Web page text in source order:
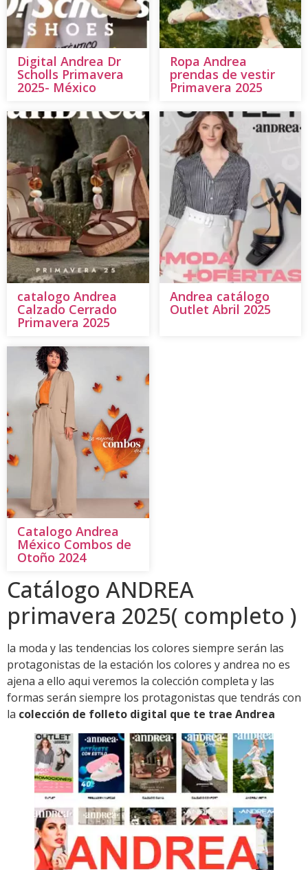
Digital Andrea Dr
Scholls Primavera
2025- México
Ropa Andrea
prendas de vestir
Primavera 2025
catalogo Andrea
Calzado Cerrado
Primavera 2025
Andrea catálogo
Outlet Abril 2025
Catalogo Andrea
México Combos de
Otoño 2024
Catálogo ANDREA
primavera 2025( completo )
la moda y las tendencias los colores siempre serán las
protagonistas de la estación los colores y andrea no es
ajena a ello aqui veremos la colección completa y las
formas serán siempre los protagonistas que tendrás con
la colección de folleto digital que te trae Andrea